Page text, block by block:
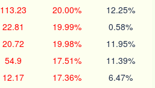
113.23 20.00% 12.25%
22.81 19.99% 0.58%
20.72 19.98% 11.95%
54.9 17.51% 11.39%
12.17 17.36% 6.47%